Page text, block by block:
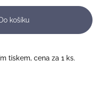
Do košíku
tiskem, cena za 1 ks.